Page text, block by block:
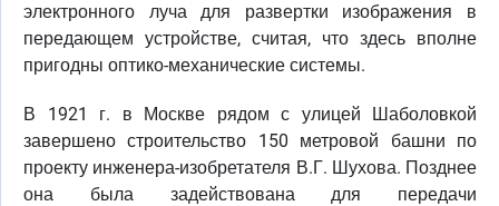
электронного луча для развертки изображения в
передающем устройстве, считая, что здесь вполне
пригодны оптико-механические системы.
В 1921 г. в Москве рядом с улицей Шаболовкой
завершено строительство 150 метровой башни по
проекту инженера-изобретателя В.Г. Шухова. Позднее
она была задействована для передачи